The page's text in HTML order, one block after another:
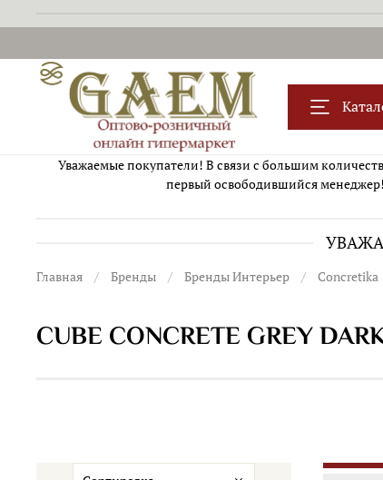
Уважаемые покупатели! В связи с большим
первый освободившийся
Главная Бренды Бренды Интерьер Concretika
CUBE CONCRETE GREY